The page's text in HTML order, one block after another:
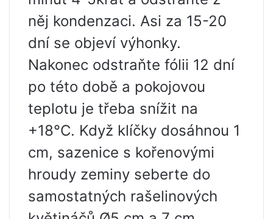
něj kondenzaci. Asi za 15-20
dní se objeví výhonky.
Nakonec odstraňte fólii 12 dní
po této době a pokojovou
teplotu je třeba snížit na
+18°C. Když klíčky dosáhnou 1
cm, sazenice s kořenovými
hroudy zeminy seberte do
samostatných rašelinových